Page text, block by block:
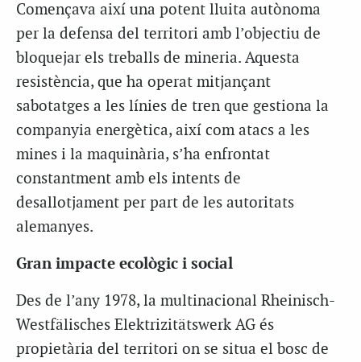
Començava així una potent lluita autònoma
per la defensa del territori amb l’objectiu de
bloquejar els treballs de mineria. Aquesta
resistència, que ha operat mitjançant
sabotatges a les línies de tren que gestiona la
companyia energètica, així com atacs a les
mines i la maquinària, s’ha enfrontat
constantment amb els intents de
desallotjament per part de les autoritats
alemanyes.
Gran impacte ecològic i social
Des de l’any 1978, la multinacional Rheinisch-
Westfälisches Elektrizitätswerk AG és
propietària del territori on se situa el bosc de